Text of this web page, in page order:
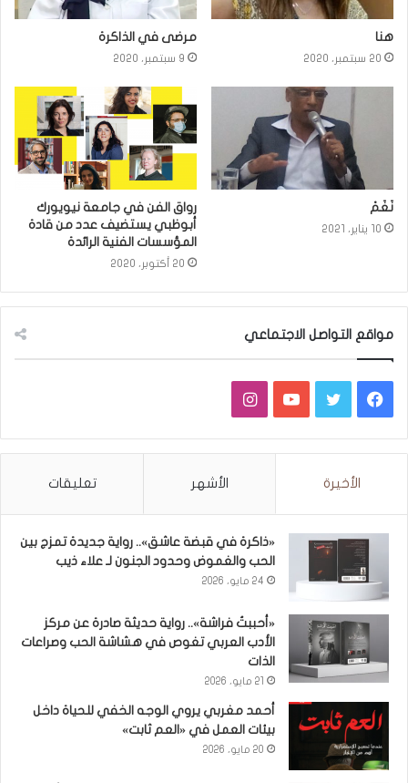
هنا
20 سبتمبر، 2020
مرضى في الذاكرة
9 سبتمبر، 2020
نَغَمْ
10 يناير، 2021
رواق الفن في جامعة نيويورك
أبوظبي يستضيف عدد من قادة
المؤسسات الفنية الرائدة
20 أكتوبر، 2020
مواقع التواصل الاجتماعي
فيسبوكتويتر يوتيوبانستقرام
الأخيرة الأشهر تعليقات
«ذاكرة في قبضة عاشق».. رواية جديدة تمزج بين
الحب والغموض وحدود الجنون لـ علاء ذيب
24 مايو، 2026
«أحببتُ فراشة».. رواية حديثة صادرة عن مركز
الأدب العربي تغوص في هشاشة الحب وصراعات
الذات
21 مايو، 2026
أحمد مغربي يروي الوجه الخفي للحياة داخل
بيئات العمل في «العم ثابت»
20 مايو، 2026